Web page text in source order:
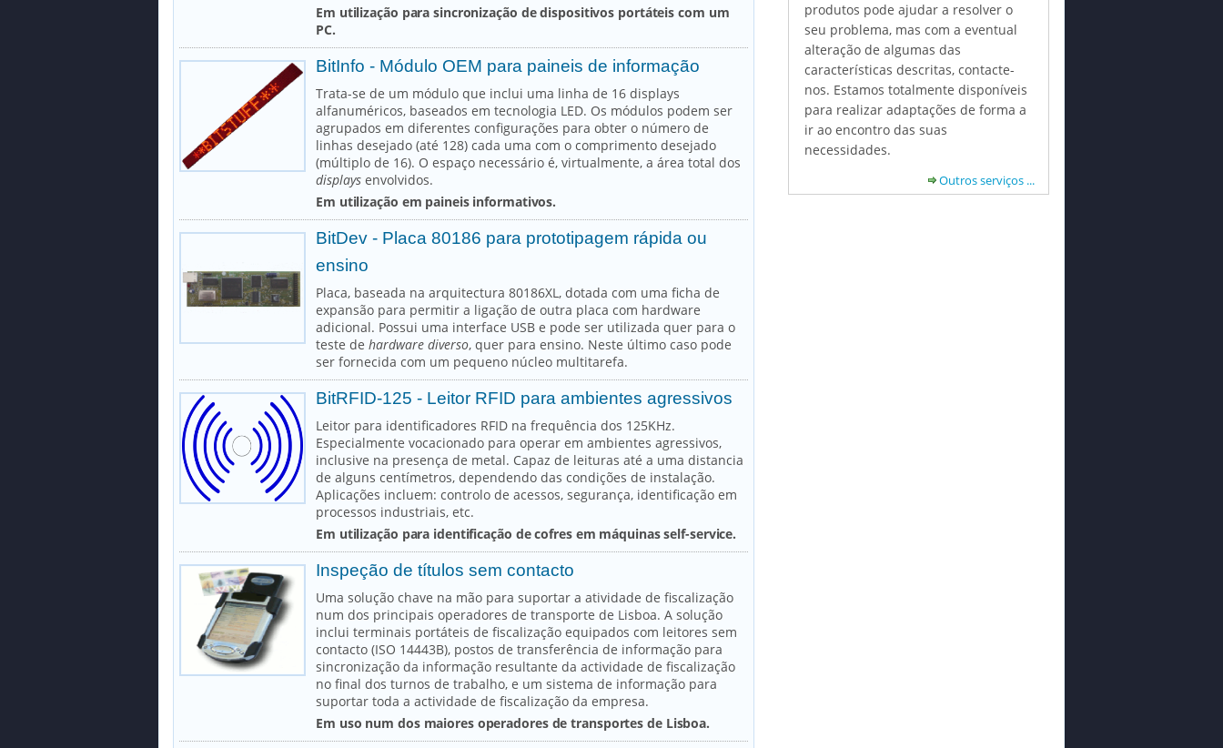
Em utilização para sincronização de dispositivos portáteis com um
PC.
BitInfo - Módulo OEM para paineis de informação
Trata-se de um módulo que inclui uma linha de 16 displays
alfanuméricos, baseados em tecnologia LED. Os módulos podem ser
agrupados em diferentes configurações para obter o número de
linhas desejado (até 128) cada uma com o comprimento desejado
(múltiplo de 16). O espaço necessário é, virtualmente, a área total dos
displays envolvidos.
Em utilização em paineis informativos.
BitDev - Placa 80186 para prototipagem rápida ou
ensino
Placa, baseada na arquitectura 80186XL, dotada com uma ficha de
expansão para permitir a ligação de outra placa com hardware
adicional. Possui uma interface USB e pode ser utilizada quer para o
teste de hardware diverso, quer para ensino. Neste último caso pode
ser fornecida com um pequeno núcleo multitarefa.
BitRFID-125 - Leitor RFID para ambientes agressivos
Leitor para identificadores RFID na frequência dos 125KHz.
Especialmente vocacionado para operar em ambientes agressivos,
inclusive na presença de metal. Capaz de leituras até a uma distancia
de alguns centímetros, dependendo das condições de instalação.
Aplicações incluem: controlo de acessos, segurança, identificação em
processos industriais, etc.
Em utilização para identificação de cofres em máquinas self-service.
Inspeção de títulos sem contacto
Uma solução chave na mão para suportar a atividade de fiscalização
num dos principais operadores de transporte de Lisboa. A solução
inclui terminais portáteis de fiscalização equipados com leitores sem
contacto (ISO 14443B), postos de transferência de informação para
sincronização da informação resultante da actividade de fiscalização
no final dos turnos de trabalho, e um sistema de informação para
suportar toda a actividade de fiscalização da empresa.
Em uso num dos maiores operadores de transportes de Lisboa.
produtos pode ajudar a resolver o
seu problema, mas com a eventual
alteração de algumas das
características descritas, contacte-
nos. Estamos totalmente disponíveis
para realizar adaptações de forma a
ir ao encontro das suas
necessidades.
Outros serviços ...